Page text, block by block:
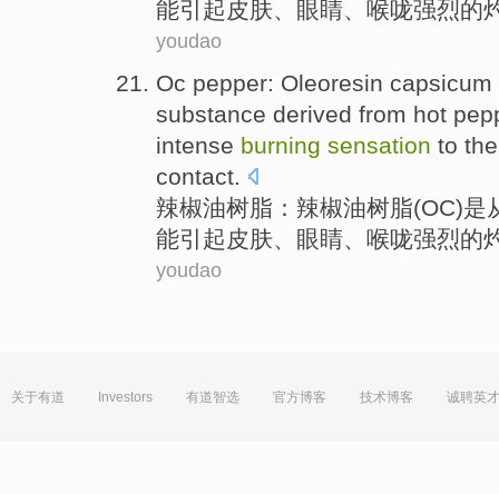
能引起 皮肤、 眼睛、 喉咙强烈的
youdao
Oc pepper: Oleoresin
substance derived from hot
intense burning sensation to
contact.
辣椒油树脂：辣椒油树脂(OC)是
能引起 皮肤、 眼睛、 喉咙强烈的
youdao
关于有道 Investors 有道智选 官方博客 技术博客 诚聘英才